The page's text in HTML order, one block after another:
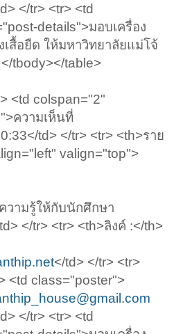
</tr> <tr> <td
details">มอบเครื่อง
สื้อยืด ให้มหาวิทยาลัยแม่โจ้
tbody></table>
<td colspan="2"
ความเห็นที่
td> </tr> <tr> <th>ราย
valign="top">
วามรู้ให้กับนักศึกษา
</tr> <tr> <th>ลิงค์ :</th>
</td> </tr> <tr>
<td class="poster">
</tr> <tr> <td